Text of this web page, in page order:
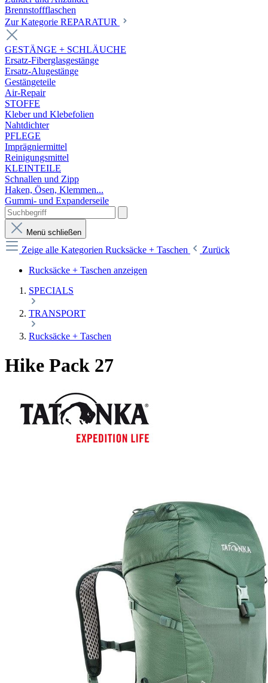
Brennstoffflaschen
Zur Kategorie REPARATUR
GESTÄNGE + SCHLÄUCHE
Ersatz-Fiberglasgestänge
Ersatz-Alugestänge
Gestängeteile
Air-Repair
STOFFE
Kleber und Klebefolien
Nahtdichter
PFLEGE
Imprägniermittel
Reinigungsmittel
KLEINTEILE
Schnallen und Zipp
Haken, Ösen, Klemmen...
Gummi- und Expanderseile
Menü schließen
Zeige alle Kategorien Rucksäcke + Taschen
Zurück
Rucksäcke + Taschen anzeigen
SPECIALS
TRANSPORT
Rucksäcke + Taschen
Hike Pack 27